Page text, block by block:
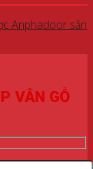
Anphadoor sản
VÂN GỖ